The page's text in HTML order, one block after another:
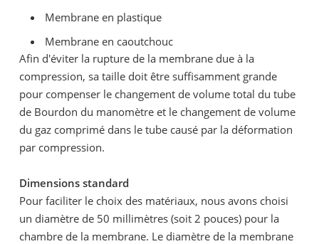
Membrane en plastique
Membrane en caoutchouc
Afin d'éviter la rupture de la membrane due à la
compression, sa taille doit être suffisamment grande
pour compenser le changement de volume total du tube
de Bourdon du manomètre et le changement de volume
du gaz comprimé dans le tube causé par la déformation
par compression.
Dimensions standard
Pour faciliter le choix des matériaux, nous avons choisi
un diamètre de 50 millimètres (soit 2 pouces) pour la
chambre de la membrane. Le diamètre de la membrane